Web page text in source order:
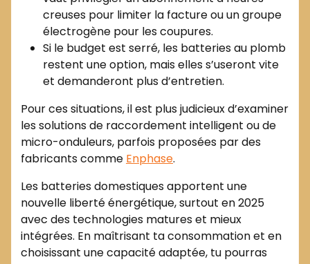
creuses pour limiter la facture ou un groupe
électrogène pour les coupures.
Si le budget est serré, les batteries au plomb
restent une option, mais elles s’useront vite
et demanderont plus d’entretien.
Pour ces situations, il est plus judicieux d’examiner
les solutions de raccordement intelligent ou de
micro-onduleurs, parfois proposées par des
fabricants comme Enphase.
Les batteries domestiques apportent une
nouvelle liberté énergétique, surtout en 2025
avec des technologies matures et mieux
intégrées. En maîtrisant ta consommation et en
choisissant une capacité adaptée, tu pourras